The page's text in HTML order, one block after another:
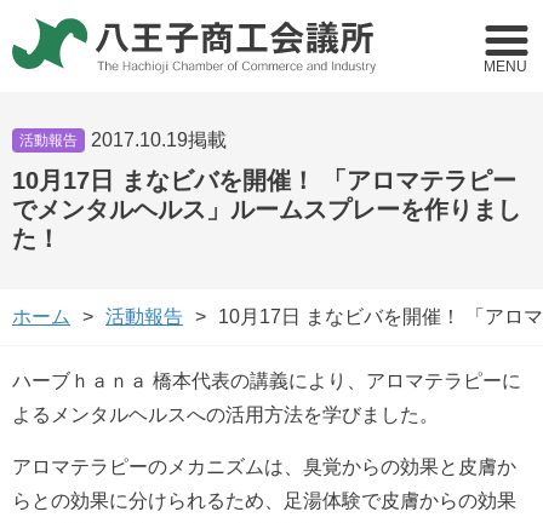
MENU
活動報告 2017.10.19掲載
10月17日 まなビバを開催！ 「アロマテラピー
でメンタルヘルス」ルームスプレーを作りまし
た！
ホーム 活動報告 10月17日 まなビバを開催！ 「アロ
ハーブｈａｎａ 橋本代表の講義により、アロマテラピーに
よるメンタルヘルスへの活用方法を学びました。
アロマテラピーのメカニズムは、臭覚からの効果と皮膚か
らとの効果に分けられるため、足湯体験で皮膚からの効果